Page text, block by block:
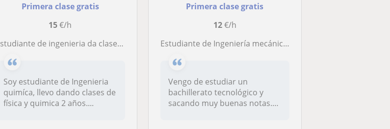
Primera clase gratis
15€/h
Estudiante de ingenieria da clase de física, matematicas, quimica... También puedo ofrecer clases de ingles!
Soy estudiante de Ingenieria
quimíca, llevo dando clases de
física y quimica 2 años....
Primera clase gratis
12€/h
Estudiante de Ingeniería mecánica con buena nota de bachillerato
Vengo de estudiar un
bachillerato tecnológico y
sacando muy buenas notas.